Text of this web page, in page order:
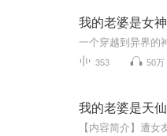
我的老婆是女神
353 50万
我的老婆是天仙